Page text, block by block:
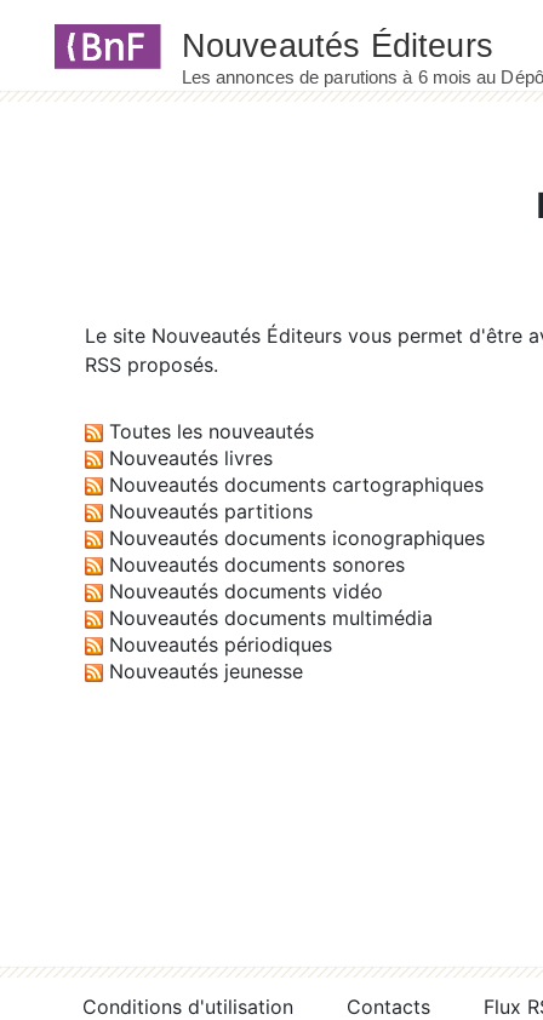
Le site Nouveautés Éditeurs vous permet d'être
RSS proposés.
Toutes les nouveautés
Nouveautés livres
Nouveautés documents cartographiques
Nouveautés partitions
Nouveautés documents iconographiques
Nouveautés documents sonores
Nouveautés documents vidéo
Nouveautés documents multimédia
Nouveautés périodiques
Nouveautés jeunesse
Conditions d'utilisation Contacts
Flux